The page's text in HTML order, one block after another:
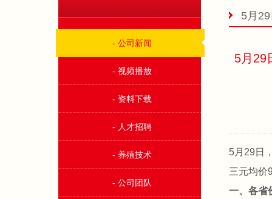
- 公司新闻
- 视频播放
- 资料下载
- 人才招聘
- 养殖技术
- 公司团队
5月
5月29
5月29日
三元均价
一、各省